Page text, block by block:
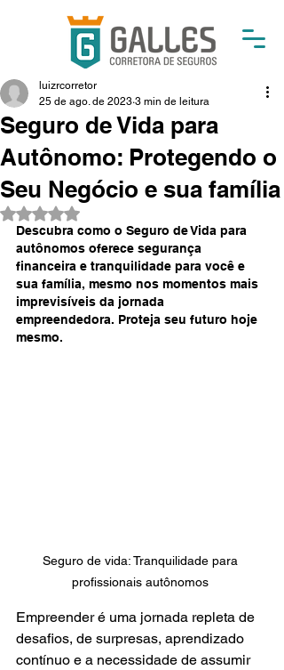
Seguro de Vida para
Autônomo: Protegendo o
Seu Negócio e sua família
luizrcorretor
25 de ago. de 2023 3 min de leitura
Avaliado com NaN de 5 estrelas.
Descubra como o Seguro de Vida para
autônomos oferece segurança
financeira e tranquilidade para você e
sua família, mesmo nos momentos mais
imprevisíveis da jornada
empreendedora. Proteja seu futuro hoje
mesmo.
Seguro de vida: Tranquilidade para
profissionais autônomos
Empreender é uma jornada repleta de
desafios, de surpresas, aprendizado
contínuo e a necessidade de assumir